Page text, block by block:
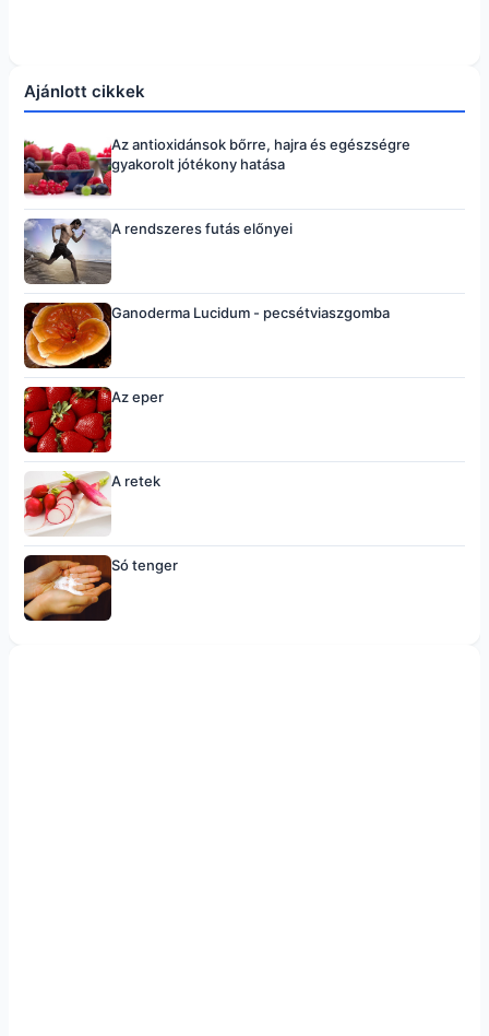
Ajánlott cikkek
Az antioxidánsok bőrre, hajra és egészségre
gyakorolt jótékony hatása
A rendszeres futás előnyei
Ganoderma Lucidum - pecsétviaszgomba
Az eper
A retek
Só tenger